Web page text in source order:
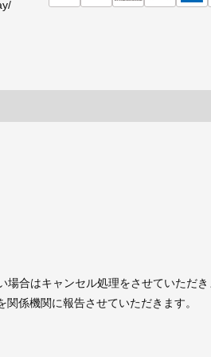
場合はキャンセル処理をさせていただ
係機関に報告させていただきます。